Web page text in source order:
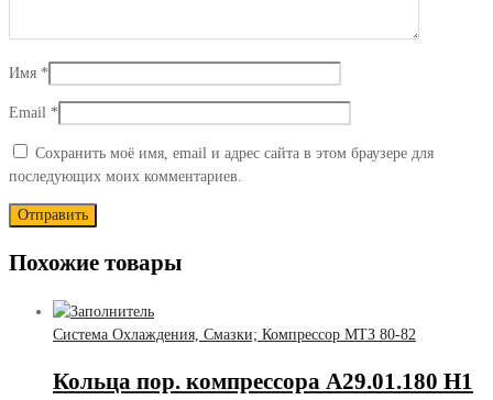
Имя *
Email *
Сохранить моё имя, email и адрес сайта в этом браузере для
последующих моих комментариев.
Похожие товары
Система Охлаждения, Смазки; Компрессор МТЗ 80-82
Кольца пор. компрессора А29.01.180 Н1